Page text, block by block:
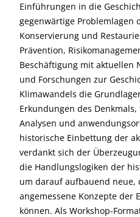
Einführungen in die
gegenwärtige Problemlagen
Konservierung und
Prävention,
Beschäftigung mit aktuellen
und Forschungen zur
Klimawandels die
Erkundungen des
Analysen und
historische Einbettung der
verdankt sich der
die Handlungslogiken der
um darauf aufbauend neue,
angemessene Konzepte der
können. Als Workshop-